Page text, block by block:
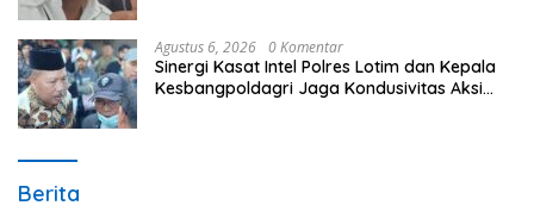
Agustus 6, 2026 0 Komentar
Sinergi Kasat Intel Polres Lotim dan Kepala
Kesbangpoldagri Jaga Kondusivitas Aksi
Berita